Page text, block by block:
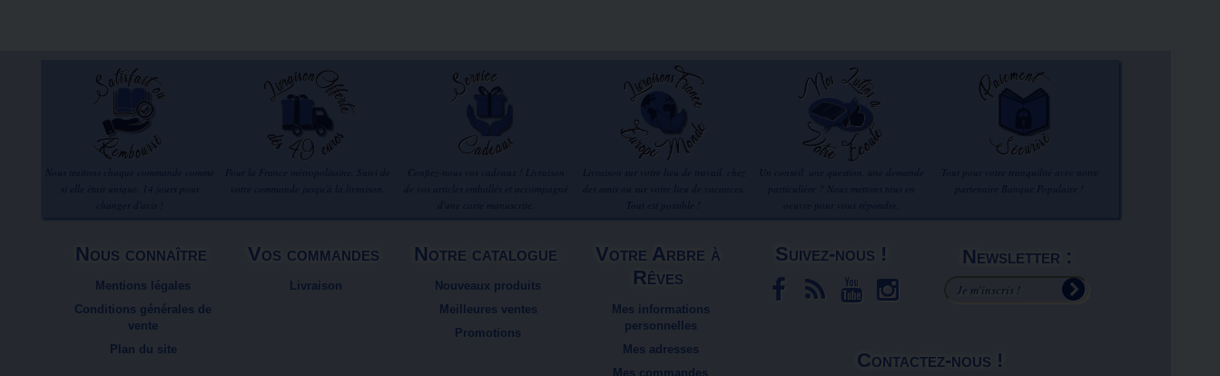
Nous connaître
Mentions légales
Conditions générales de
vente
Plan du site
Vos commandes
Livraison
Notre catalogue
Nouveaux produits
Meilleures ventes
Promotions
Votre Arbre à
Rêves
Mes informations
personnelles
Mes adresses
Mes commandes
Suivez-nous ! Newsletter :
Contactez-nous !